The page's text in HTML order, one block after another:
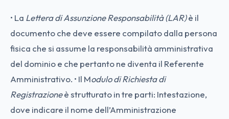
• La Lettera di Assunzione Responsabilità (LAR)è il
documento che deve essere compilato dalla persona
fisica che si assume la responsabilità amministrativa
del dominio e che pertanto ne diventa il Referente
Amministrativo. • Il Modulo di Richiesta di
Registrazioneè strutturato in tre parti: Intestazione,
dove indicare il nome dell’Amministrazione